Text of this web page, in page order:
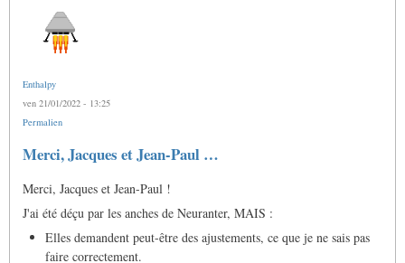
Enthalpy
ven 21/01/2022 - 13:25
Permalien
Merci, Jacques et Jean-Paul …
Merci, Jacques et Jean-Paul !
J'ai été déçu par les anches de Neuranter, MAIS :
Elles demandent peut-être des ajustements, ce que je ne sais pas
faire correctement.